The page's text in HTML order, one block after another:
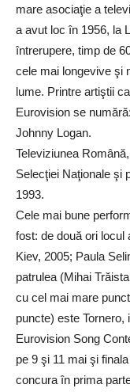
mare asociaţie a
a avut loc în 1956, la
întrerupere, timp de
cele mai longevive şi
lume. Printre artiştii
Eurovision se
Johnny Logan.
Televiziunea
Selecţiei Naţionale şi
1993.
Cele mai bune
fost: de două ori locul
Kiev, 2005; Paula
patrulea (Mihai
cu cel mai mare
puncte) este Tornero,
Eurovision Song
pe 9 şi 11 mai şi
concura în prima